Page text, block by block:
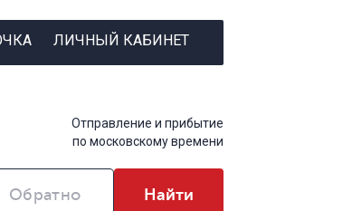
ЛИЧНЫЙ КАБИНЕТ
Отправление и прибытие
по московскому времени
Обратно Найти